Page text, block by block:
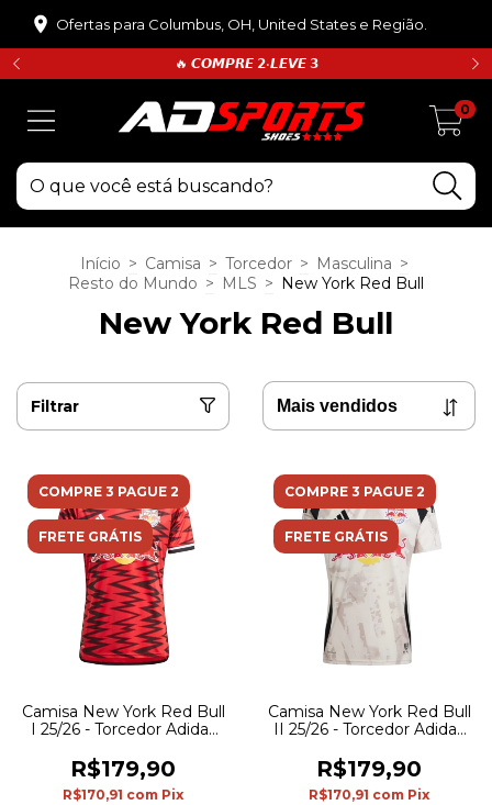
Ofertas para Columbus, OH, United States e Região.
🔥 𝘾𝙊𝙈𝙋𝙍𝙀 𝟮•𝙇𝙀𝙑𝙀 𝟯
0
Início > Camisa > Torcedor > Masculina >
Resto do Mundo > MLS > New York Red Bull
New York Red Bull
Filtrar
COMPRE 3 PAGUE 2
FRETE GRÁTIS
Camisa New York Red Bull
I 25/26 - Torcedor Adidas
detalhes em preto
R$179,90
R$170,91 com Pix
COMPRE 3 PAGUE 2
FRETE GRÁTIS
Camisa New York Red Bull
II 25/26 - Torcedor Adidas
detalhes em preto
R$179,90
R$170,91 com Pix